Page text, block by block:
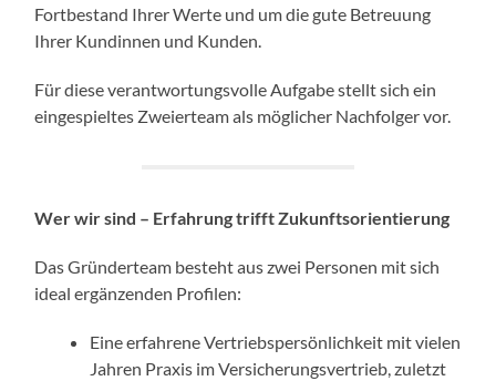
Fortbestand Ihrer Werte und um die gute Betreuung
Ihrer Kundinnen und Kunden.
Für diese verantwortungsvolle Aufgabe stellt sich ein
eingespieltes Zweierteam als möglicher Nachfolger vor.
Wer wir sind – Erfahrung trifft Zukunftsorientierung
Das Gründerteam besteht aus zwei Personen mit sich
ideal ergänzenden Profilen:
Eine erfahrene Vertriebspersönlichkeit mit vielen
Jahren Praxis im Versicherungsvertrieb, zuletzt